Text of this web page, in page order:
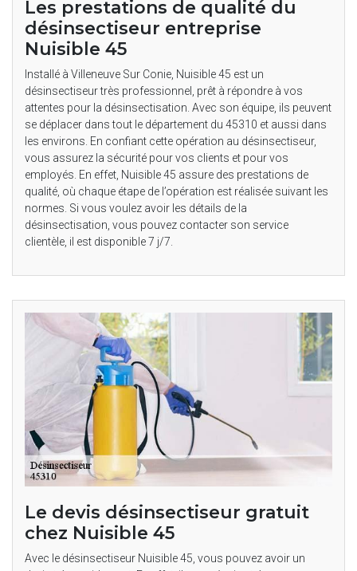
Les prestations de qualité du
désinsectiseur entreprise
Nuisible 45
Installé à Villeneuve Sur Conie, Nuisible 45 est un
désinsectiseur très professionnel, prêt à répondre à vos
attentes pour la désinsectisation. Avec son équipe, ils peuvent
se déplacer dans tout le département du 45310 et aussi dans
les environs. En confiant cette opération au désinsectiseur,
vous assurez la sécurité pour vos clients et pour vos
employés. En effet, Nuisible 45 assure des prestations de
qualité, où chaque étape de l’opération est réalisée suivant les
normes. Si vous voulez avoir les détails de la
désinsectisation, vous pouvez contacter son service
clientèle, il est disponible 7 j/7.
Le devis désinsectiseur gratuit
chez Nuisible 45
Avec le désinsectiseur Nuisible 45, vous pouvez avoir un